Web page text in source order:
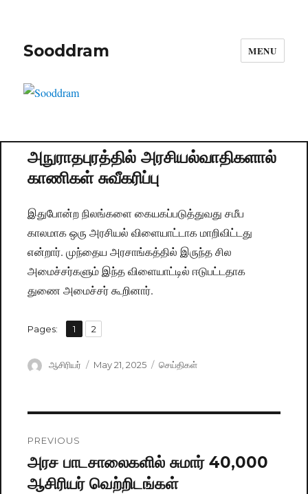
Sooddram MENU
அநுராதபுரத்தில் அரசியல்வாதிகளால்
காணிகள் சுவீகரிப்பு
இதுபோன்ற நிலங்களை கையகப்படுத்துவது சமீப
காலமாக ஒரு அரசியல் விளையாட்டாக மாறிவிட்டது
என்றார். முந்தைய அரசாங்கத்தில் இருந்த சில
அமைச்சர்களும் இந்த விளையாட்டில் ஈடுபட்டதாக
துணை அமைச்சர் கூறினார்.
Pages: Page
1 ,
Page
2
Author
ஆசிரியர்
Posted
May 21, 2025 Categories
செய்திகள்
navigation
PREVIOUS
Previous
post:
அரச பாடசாலைகளில் சுமார் 40,000
ஆசிரியர் வெற்றிடங்கள்